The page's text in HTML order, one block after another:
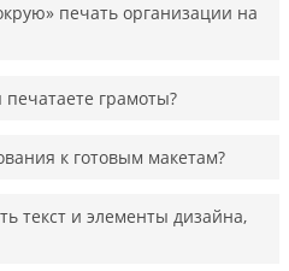
печать организации на
грамоты?
к готовым макетам?
текст и элементы дизайна,